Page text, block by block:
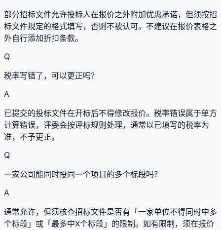
部分招标文件允许投标人在报价之外附加优惠承诺，但须按招
标文件规定的格式填写，否则不被认可。不建议在报价表格之
外自行添加折扣条款。
Q
税率写错了，可以更正吗？
A
已提交的投标文件在开标后不得修改报价。税率错误属于单方
计算错误，评委会按评标规则处理，通常以已填写的税率为
准，不予更正。
Q
一家公司能同时投同一个项目的多个标段吗？
A
通常允许，但须核查招标文件是否有「一家单位不得同时中多
个标段」或「最多中X个标段」的限制。如有限制，须在报价